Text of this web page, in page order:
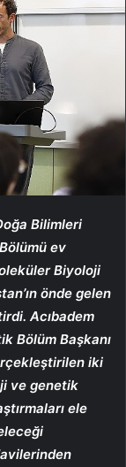
Bilimleri
ev
Biyoloji
önde gelen
Acıbadem
Bölüm Başkanı
iki
ve genetik
ele